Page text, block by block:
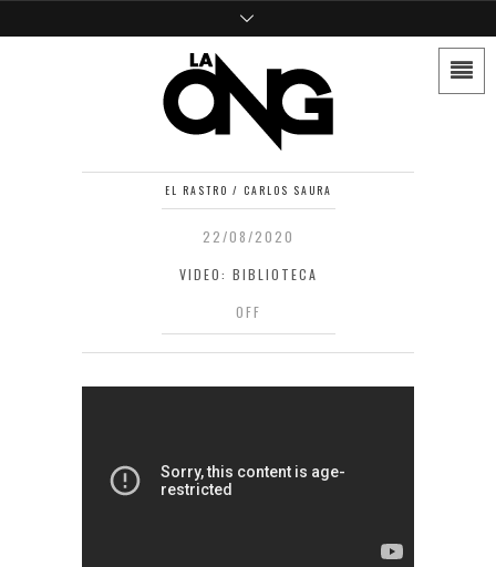
EL RASTRO / CARLOS SAURA
22/08/2020
VIDEO: BIBLIOTECA
OFF